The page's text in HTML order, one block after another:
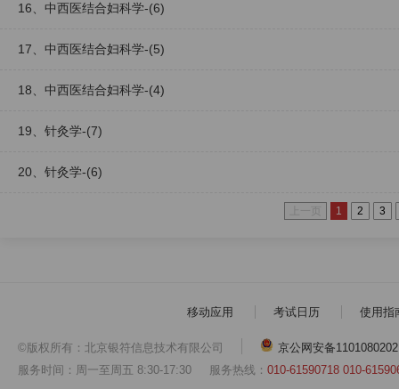
16、中西医结合妇科学-(6)
17、中西医结合妇科学-(5)
18、中西医结合妇科学-(4)
19、针灸学-(7)
20、针灸学-(6)
1 2 3
移动应用 考试日历 使用指
©版权所有：北京银符信息技术有限公司
京公网安备
服务时间：周一至周五 8:30-17:30 服务热线： 010-61590718 010-